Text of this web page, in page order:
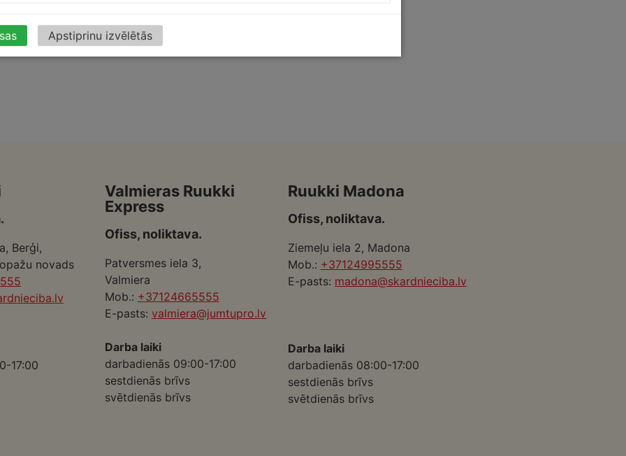
Berģi,
novads
17:00
Valmieras Ruukki
Express
Ofiss, noliktava.
Patversmes iela 3,
Valmiera
Mob.: +37124665555
E-pasts: valmiera@jumtupro.lv
Darba laiki
darbadienās 09:00-17:00
sestdienās brīvs
svētdienās brīvs
Ruukki Madona
Ofiss, noliktava.
Ziemeļu iela 2, Madona
Mob.: +37124995555
E-pasts: madona@skardnieciba.lv
Darba laiki
darbadienās 08:00-17:00
sestdienās brīvs
svētdienās brīvs
Apstiprinu izvēlētās